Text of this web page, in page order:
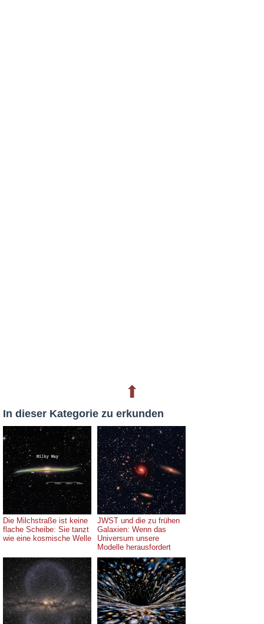
⬆
In dieser Kategorie zu erkunden
Die Milchstraße ist keine
flache Scheibe: Sie tanzt
wie eine kosmische Welle
JWST und die zu frühen
Galaxien: Wenn das
Universum unsere
Modelle herausfordert